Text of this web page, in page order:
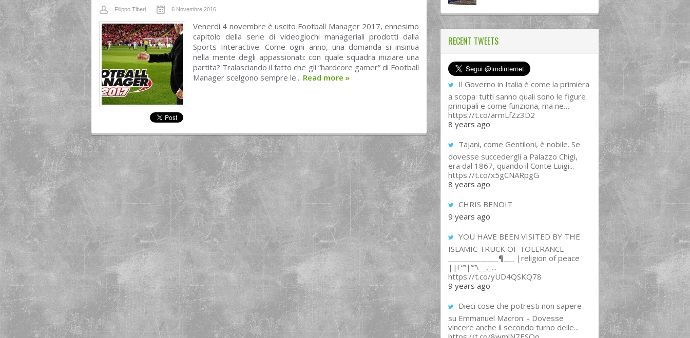
Filippo Tiberi 6 Novembre 2016
Venerdì 4 novembre è uscito Football Manager 2017, ennesimo
capitolo della serie di videogiochi manageriali prodotti dalla
Sports Interactive. Come ogni anno, una domanda si insinua
nella mente degli appassionati: con quale squadra iniziare una
partita? Tralasciando il fatto che gli “hardcore gamer” di Football
Manager scelgono sempre le... Read more »
RECENT TWEETS
Il Governo in Italia è come la primiera
a scopa: tutti sanno quali sono le figure
principali e come funziona, ma ne…
https://t.co/armLfZz3D2
8 years ago
Tajani, come Gentiloni, è nobile. Se
dovesse succedergli a Palazzo Chigi,
era dal 1867, quando il Conte Luigi...
https://t.co/x5gCNARpgG
8 years ago
CHRIS BENOIT
9 years ago
YOU HAVE BEEN VISITED BY THE
ISLAMIC TRUCK OF TOLERANCE
______________¶___ |religion of peace
||l “”|””\__,_...
https://t.co/yUD4QSKQ78
9 years ago
Dieci cose che potresti non sapere
su Emmanuel Macron: - Dovesse
vincere anche il secondo turno delle...